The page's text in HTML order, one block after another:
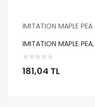
IMITATION MAPLE PEA
IMITATION MAPLE PEA,
181,04 TL